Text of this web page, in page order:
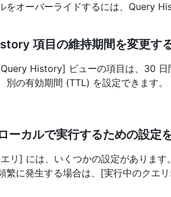
をオーバーライドするには、Query
項目の維持期間を変更す
History] ビューの項目は、30
別の有効期間 (TTL) を設定できます
ーカルで実行するための設定
リ] には、いくつかの設定がありま
繁に発生する場合は、[実行中のクエ